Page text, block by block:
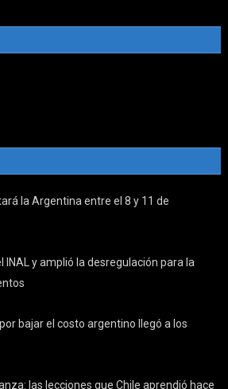
la Argentina entre el 8 y 11 de
INAL y amplió la desregulación para la
bajar el costo argentino llegó a los
las lecciones que Chile aprendió hace